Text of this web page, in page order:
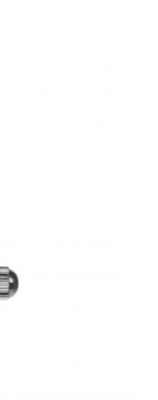
exzellenten